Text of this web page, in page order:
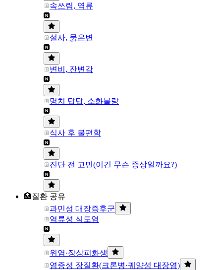
속쓰림, 역류
설사, 묽은변
변비, 잔변감
명치 답답, 소화불량
식사 후 불편함
진단 전 고민(이건 무슨 증상일까요?)
🏥질환 공유
과민성 대장증후군
역류성 식도염
위염·장상피화생
염증성 장질환(크론병·궤양성 대장염)